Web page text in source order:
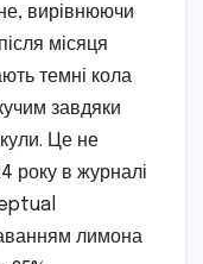
вирівнюючи
місяця
темні кола
завдяки
Це не
року в журналі
лимона